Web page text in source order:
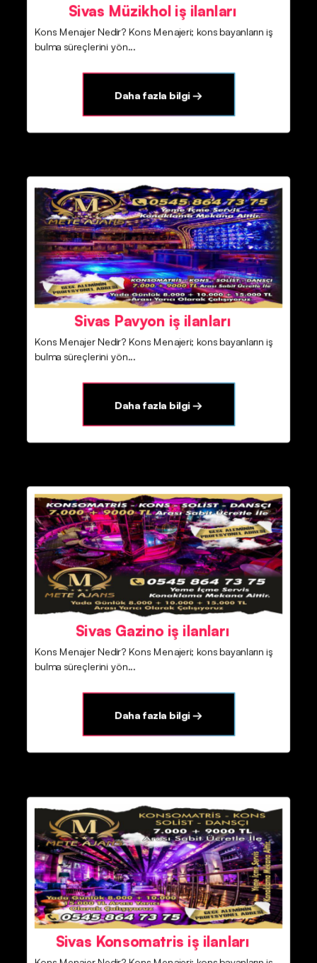
Sivas Müzikhol iş ilanları
Kons Menajer Nedir? Kons Menajeri; kons bayanların iş
bulma süreçlerini yön...
Daha fazla bilgi →
Sivas Pavyon iş ilanları
Kons Menajer Nedir? Kons Menajeri; kons bayanların iş
bulma süreçlerini yön...
Daha fazla bilgi →
Sivas Gazino iş ilanları
Kons Menajer Nedir? Kons Menajeri; kons bayanların iş
bulma süreçlerini yön...
Daha fazla bilgi →
Sivas Konsomatris iş ilanları